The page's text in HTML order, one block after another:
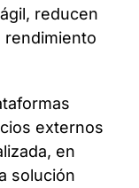
reducen
rendimiento
externos
en
solución